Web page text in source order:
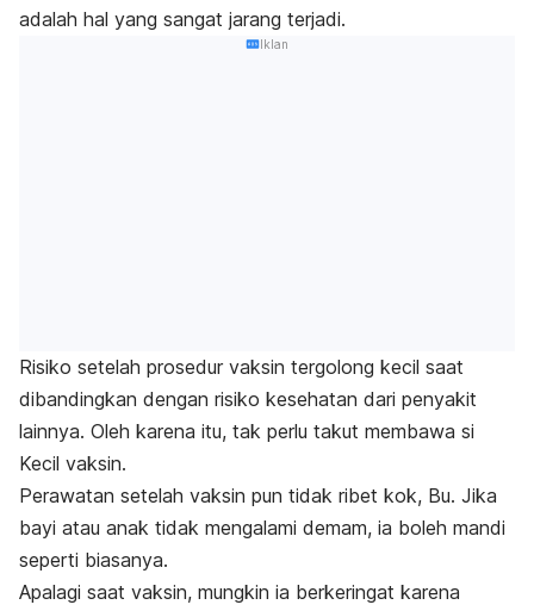
adalah hal yang sangat jarang terjadi.
Iklan
Risiko setelah prosedur vaksin tergolong kecil saat
dibandingkan dengan risiko kesehatan dari penyakit
lainnya. Oleh karena itu, tak perlu takut membawa si
Kecil vaksin.
Perawatan setelah vaksin pun tidak ribet kok, Bu. Jika
bayi atau anak tidak mengalami demam, ia boleh mandi
seperti biasanya.
Apalagi saat vaksin, mungkin ia berkeringat karena